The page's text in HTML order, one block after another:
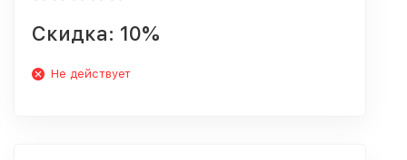
Скидка: 10%
Не действует